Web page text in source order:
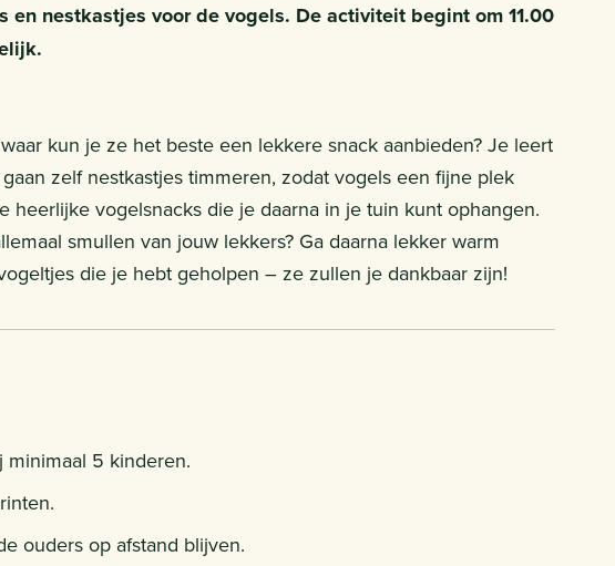
nestkastjes voor de vogels. De activiteit begint om 11.00
kun je ze het beste een lekkere snack aanbieden? Je leert
zelf nestkastjes timmeren, zodat vogels een fijne plek
heerlijke vogelsnacks die je daarna in je tuin kunt ophangen.
smullen van jouw lekkers? Ga daarna lekker warm
die je hebt geholpen – ze zullen je dankbaar zijn!
minimaal 5 kinderen.
ouders op afstand blijven.